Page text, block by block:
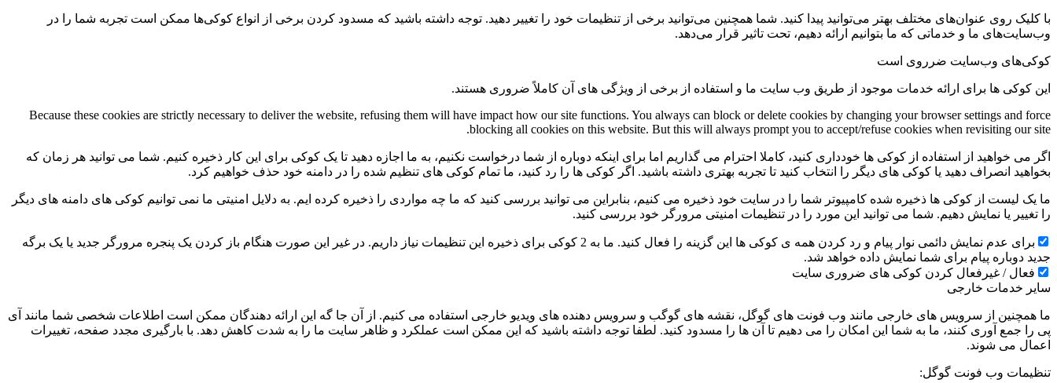
با کلیک روی عنوان‌های مختلف بهتر می‌توانید پیدا کنید. شما همچنین می‌توانید برخی از تنظیمات خود را تغییر دهید. توجه داشته باشید که مسدود کردن برخی از انواع کوکی‌ها ممکن است تجربه شما را در
وب‌سایت‌های ما و خدماتی که ما بتوانیم ارائه دهیم، تحت تاثیر قرار می‌دهد.
کوکی‌های وب‌سایت ضرروی است
این کوکی ها برای ارائه خدمات موجود از طریق وب سایت ما و استفاده از برخی از ویژگی های آن کاملاً ضروری هستند.
Because these cookies are strictly necessary to deliver the website, refusing them will have impact how our site functions. You always can block or delete cookies by changing your browser settings and force
blocking all cookies on this website. But this will always prompt you to accept/refuse cookies when revisiting our site.
اگر می خواهید از استفاده از کوکی ها خودداری کنید، کاملا احترام می گذاریم اما برای اینکه دوباره از شما درخواست نکنیم، به ما اجازه دهید تا یک کوکی برای این کار ذخیره کنیم. شما می توانید هر زمان که
بخواهید انصراف دهید یا کوکی های دیگر را انتخاب کنید تا تجربه بهتری داشته باشید. اگر کوکی ها را رد کنید، ما تمام کوکی های تنظیم شده را در دامنه خود حذف خواهیم کرد.
ما یک لیست از کوکی ها ذخیره شده کامپیوتر شما را در سایت خود ذخیره می کنیم، بنابراین می توانید بررسی کنید که ما چه مواردی را ذخیره کرده ایم. به دلایل امنیتی ما نمی توانیم کوکی های دامنه های دیگر
را تغییر یا نمایش دهیم. شما می توانید این مورد را در تنظیمات امنیتی مرورگر خود بررسی کنید.
برای عدم نمایش دائمی نوار پیام و رد کردن همه ی کوکی ها این گزینه را فعال کنید. ما به 2 کوکی برای ذخیره این تنظیمات نیاز داریم. در غیر این صورت هنگام باز کردن یک پنجره مرورگر جدید یا یک برگه
جدید دوباره پیام برای شما نمایش داده خواهد شد.
فعال / غیرفعال کردن کوکی های ضروری سایت
سایر خدمات خارجی
ما همچنین از سرویس های خارجی مانند وب فونت های گوگل، نقشه های گوگب و سرویس دهنده های ویدیو خارجی استفاده می کنیم. از آن جا گه این ارائه دهندگان ممکن است اطلاعات شخصی شما مانند آی
پی را جمع آوری کنند، ما به شما این امکان را می دهیم تا آن ها را مسدود کنید. لطفا توجه داشته باشید که این ممکن است عملکرد و ظاهر سایت ما را به شدت کاهش دهد. با بارگیری مجدد صفحه، تغییرات
اعمال می شوند.
تنظیمات وب فونت گوگل: